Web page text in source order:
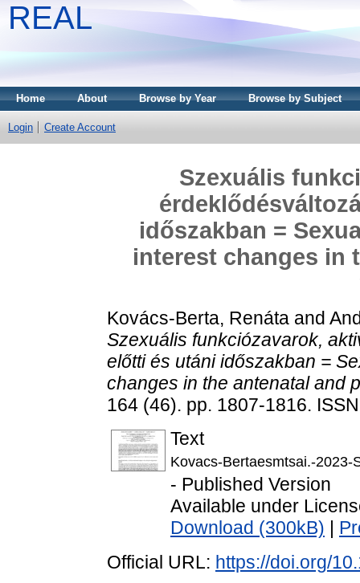
REAL
Home About Browse by Year Browse by Subject
Login Create Account
Szexuális
időszakban =
interest changes in
Kovács-Berta, Renáta and
Szexuális funkciózavarok,
előtti és utáni időszakban =
changes in the antenatal and
164 (46). pp. 1807-1816.
Text
Kovacs-Bertaesmtsai.-
- Published Version
Available under
Download (300kB)
Official URL: https://doi.org/